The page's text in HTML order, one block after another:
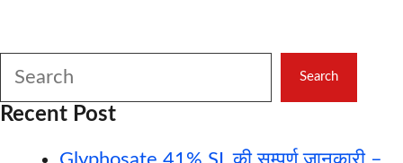
Search
Search
Recent Post